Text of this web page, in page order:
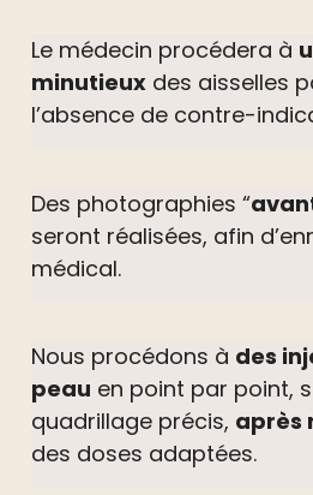
Le médecin procédera à
minutieux des aisselles
l’absence de contre-
Des photographies “
seront réalisées, afin
médical.
Nous procédons à des
peau en point par point,
quadrillage précis, après
des doses adaptées.